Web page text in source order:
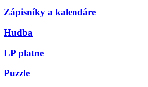
Zápisníky a kalendáre
Hudba
LP platne
Puzzle